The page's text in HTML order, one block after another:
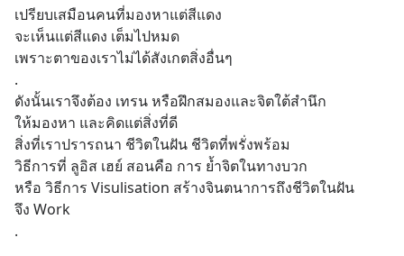
กฎหมายไทยไม่ได้กำหนดไว้แบบ
นั้น
เปรียบเสมือนคนที่มองหาแต่สีแดง
จะเห็นแต่สีแดง เต็มไปหมด
เพราะตาของเราไม่ได้สังเกตสิ่งอื่นๆ
.
ดังนั้นเราจึงต้อง เทรน หรือฝึกสมองและจิตใต้สำนึก
ให้มองหา และคิดแต่สิ่งที่ดี
สิ่งที่เราปรารถนา ชีวิตในฝัน ชีวิตที่พรั่งพร้อม
วิธีการที่ ลูอิส เฮย์ สอนคือ การ ย้ำจิตในทางบวก
หรือ วิธีการ Visulisation สร้างจินตนาการถึงชีวิตในฝัน
จึง Work
.